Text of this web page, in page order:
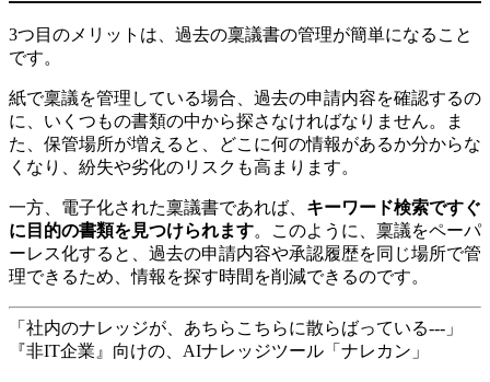
3つ目のメリットは、過去の稟議書の管理が簡単になること
です。
紙で稟議を管理している場合、過去の申請内容を確認するの
に、いくつもの書類の中から探さなければなりません。ま
た、保管場所が増えると、どこに何の情報があるか分からな
くなり、紛失や劣化のリスクも高まります。
一方、電子化された稟議書であれば、 キーワード検索ですぐ
に目的の書類を見つけられます。このように、稟議をペーパ
ーレス化すると、過去の申請内容や承認履歴を同じ場所で管
理できるため、情報を探す時間を削減できるのです。
「社内のナレッジが、あちらこちらに散らばっている---」
『非IT企業』向けの、AIナレッジツール「ナレカン」